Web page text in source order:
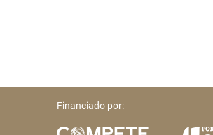
Financiado por: